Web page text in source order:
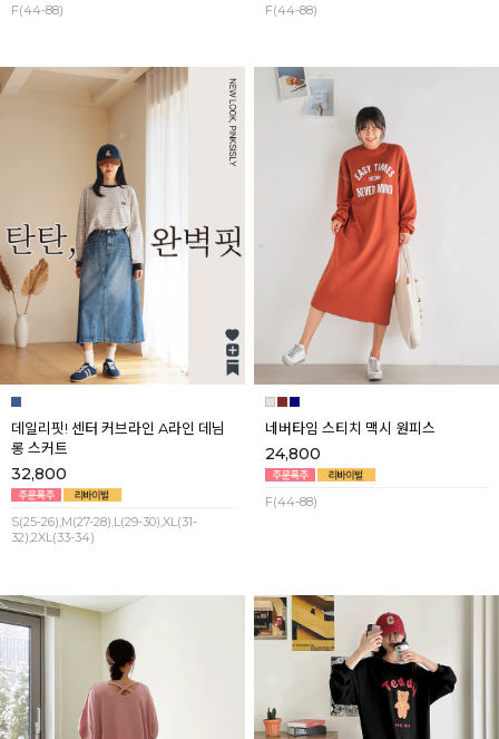
F(44-88) F(44-88)
데일리핏! 센터 커브라인 A라인 데님
롱 스커트
32,800
S(25-26),M(27-28),L(29-30),XL(31-
32),2XL(33-34)
네버타임 스티치 맥시 원피스
24,800
F(44-88)